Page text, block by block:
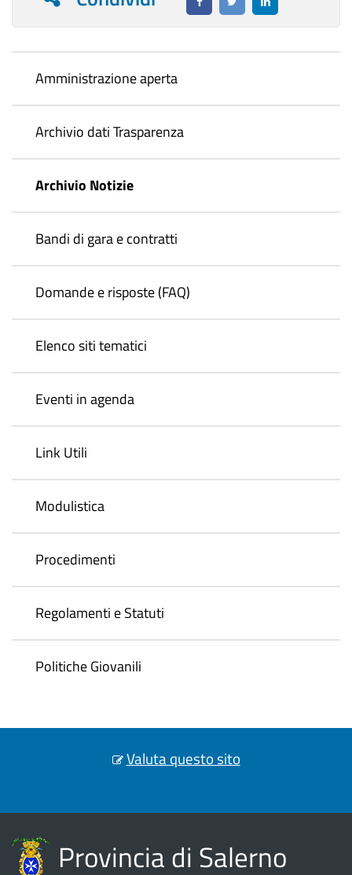
Amministrazione aperta
Archivio dati Trasparenza
Archivio Notizie
Bandi di gara e contratti
Domande e risposte (FAQ)
Elenco siti tematici
Eventi in agenda
Link Utili
Modulistica
Procedimenti
Regolamenti e Statuti
Politiche Giovanili
Valuta questo sito
Provincia di Salerno